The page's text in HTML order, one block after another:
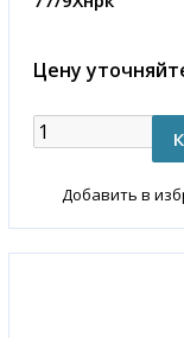
Цену
Добавить в